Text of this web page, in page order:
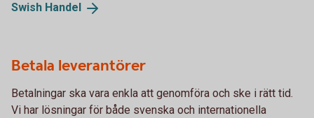
Swish Handel
Betala leverantörer
Betalningar ska vara enkla att genomföra och ske i rätt tid.
Vi har lösningar för både svenska och internationella